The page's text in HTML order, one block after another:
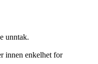
unntak.
innen enkelhet for